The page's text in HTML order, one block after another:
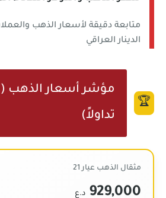
متابعة دقيقة لأسعار الذهب
الدينار العراقي
🏆
مؤشر أسعار الذهب
تداولاً)
مثقال الذهب عيار 21
929,000 د.ع